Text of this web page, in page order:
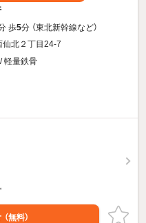
歩5分 （東北新幹線など）
仙北２丁目24-7
軽量鉄骨
（無料）